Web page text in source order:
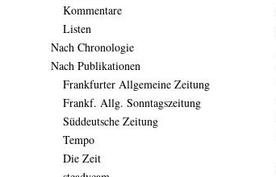
Kommentare
Listen
Nach Chronologie
Nach Publikationen
Frankfurter Allgemeine Zeitung
Frankf. Allg. Sonntagszeitung
Süddeutsche Zeitung
Tempo
Die Zeit